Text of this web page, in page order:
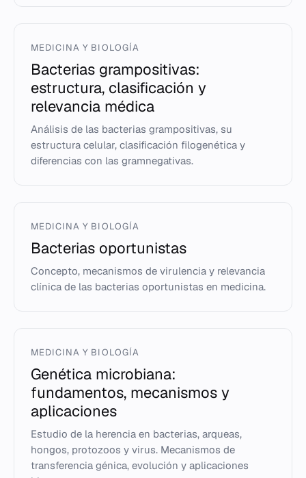
MEDICINA Y BIOLOGÍA
Bacterias grampositivas:
estructura, clasificación y
relevancia médica
Análisis de las bacterias grampositivas, su
estructura celular, clasificación filogenética y
diferencias con las gramnegativas.
MEDICINA Y BIOLOGÍA
Bacterias oportunistas
Concepto, mecanismos de virulencia y relevancia
clínica de las bacterias oportunistas en medicina.
MEDICINA Y BIOLOGÍA
Genética microbiana:
fundamentos, mecanismos y
aplicaciones
Estudio de la herencia en bacterias, arqueas,
hongos, protozoos y virus. Mecanismos de
transferencia génica, evolución y aplicaciones